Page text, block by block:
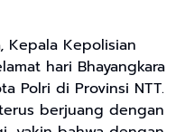
Kepala Kepolisian
hari Bhayangkara
Polri di Provinsi NTT.
berjuang dengan